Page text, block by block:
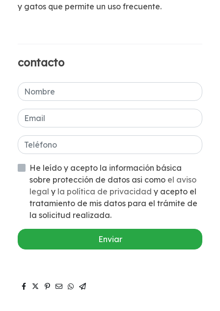
y gatos que permite un uso frecuente.
contacto
He leído y acepto la información básica
sobre protección de datos asi como el aviso
legal y la política de privacidad y acepto el
tratamiento de mis datos para el trámite de
la solicitud realizada.
Enviar